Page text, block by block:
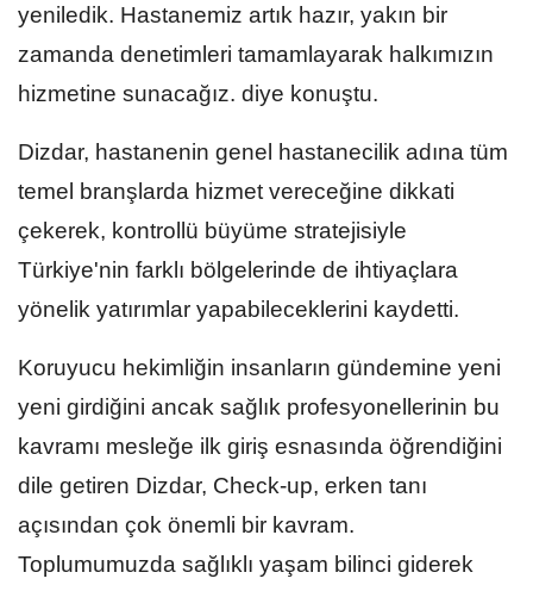
yeniledik. Hastanemiz artık hazır, yakın bir
zamanda denetimleri tamamlayarak halkımızın
hizmetine sunacağız. diye konuştu.
Dizdar, hastanenin genel hastanecilik adına tüm
temel branşlarda hizmet vereceğine dikkati
çekerek, kontrollü büyüme stratejisiyle
Türkiye'nin farklı bölgelerinde de ihtiyaçlara
yönelik yatırımlar yapabileceklerini kaydetti.
Koruyucu hekimliğin insanların gündemine yeni
yeni girdiğini ancak sağlık profesyonellerinin bu
kavramı mesleğe ilk giriş esnasında öğrendiğini
dile getiren Dizdar, Check-up, erken tanı
açısından çok önemli bir kavram.
Toplumumuzda sağlıklı yaşam bilinci giderek